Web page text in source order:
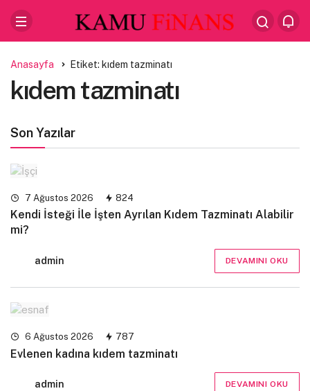
Anasayfa Etiket: kıdem tazminatı
kıdem tazminatı
Son Yazılar
7 Ağustos 2026 824
Kendi İsteği İle İşten Ayrılan Kıdem Tazminatı Alabilir
mi?
admin DEVAMINI OKU
6 Ağustos 2026 787
Evlenen kadına kıdem tazminatı
admin DEVAMINI OKU